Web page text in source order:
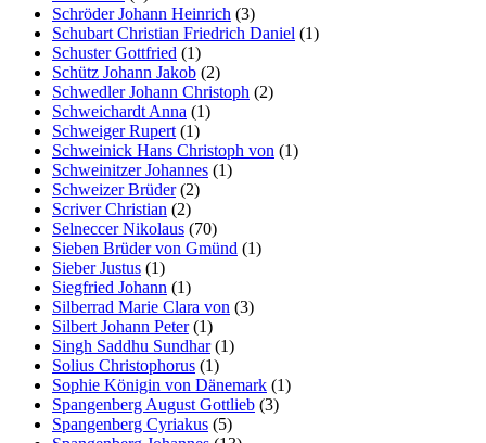
Schröder Johann Heinrich (3)
Schubart Christian Friedrich Daniel (1)
Schuster Gottfried (1)
Schütz Johann Jakob (2)
Schwedler Johann Christoph (2)
Schweichardt Anna (1)
Schweiger Rupert(1)
Schweinick Hans Christoph von (1)
Schweinitzer Johannes (1)
Schweizer Brüder(2)
Scriver Christian (2)
Selneccer Nikolaus (70)
Sieben Brüder von Gmünd (1)
Sieber Justus (1)
Siegfried Johann (1)
Silberrad Marie Clara von (3)
Silbert Johann Peter(1)
Singh Saddhu Sundhar(1)
Solius Christophorus (1)
Sophie Königin von Dänemark (1)
Spangenberg August Gottlieb (3)
Spangenberg Cyriakus (5)